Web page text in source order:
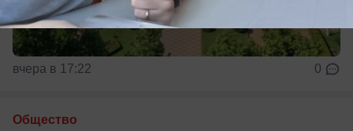
вчера в 17:22 0
Общество